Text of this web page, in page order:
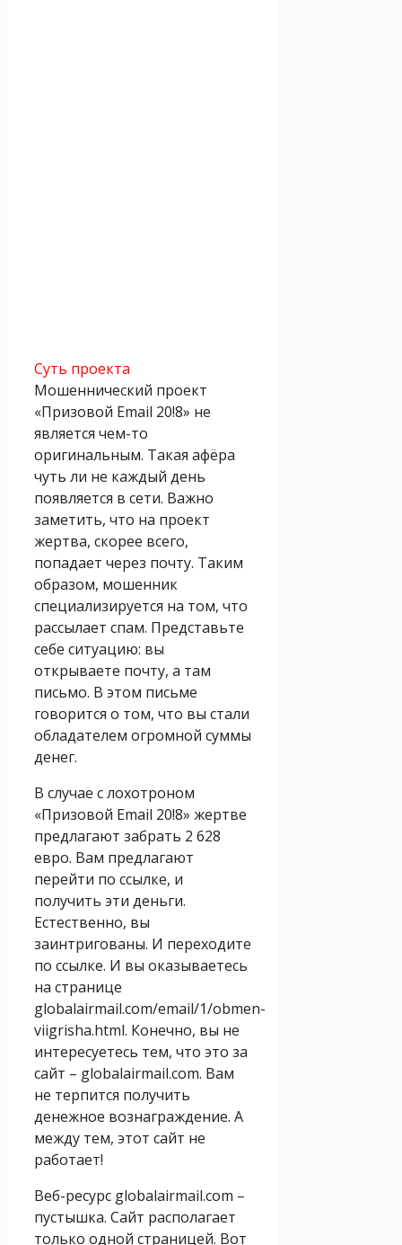
Суть проекта
Мошеннический проект
«Призовой Email 20!8» не
является чем-то
оригинальным. Такая афёра
чуть ли не каждый день
появляется в сети. Важно
заметить, что на проект
жертва, скорее всего,
попадает через почту. Таким
образом, мошенник
специализируется на том, что
рассылает спам. Представьте
себе ситуацию: вы
открываете почту, а там
письмо. В этом письме
говорится о том, что вы стали
обладателем огромной суммы
денег.
В случае с лохотроном
«Призовой Email 20!8» жертве
предлагают забрать 2 628
евро. Вам предлагают
перейти по ссылке, и
получить эти деньги.
Естественно, вы
заинтригованы. И переходите
по ссылке. И вы оказываетесь
на странице
globalairmail.com/email/1/obmen-
viigrisha.html. Конечно, вы не
интересуетесь тем, что это за
сайт – globalairmail.com. Вам
не терпится получить
денежное вознаграждение. А
между тем, этот сайт не
работает!
Веб-ресурс globalairmail.com –
пустышка. Сайт располагает
только одной страницей. Вот